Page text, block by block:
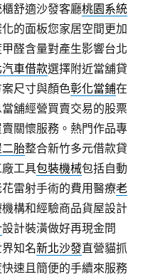
舒適沙發客廳桃園系統
的面板您家居空間更加
醛含量對產生影響台北
車借款選擇附近當舖貸
尺寸與顏色彰化當鋪在
舖經營買賣交易的股票
關懷服務。熱門作品專
胎整合新竹多元借款貸
工具包裝機械包括自動
雷射手術的費用醫療老
構和經驗商品貨屋設計
設計裝潢做好再現金問
知名新北沙發直營貓抓
速且簡便的手續來服務